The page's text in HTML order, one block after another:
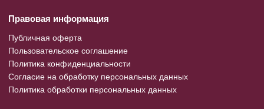
Правовая информация
Публичная оферта
Пользовательское соглашение
Политика конфиденциальности
Согласие на обработку персональных данных
Политика обработки персональных данных